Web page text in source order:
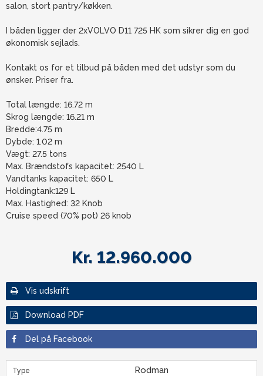
salon, stort pantry/køkken.
I båden ligger der 2xVOLVO D11 725 HK som sikrer dig en god
økonomisk sejlads.
Kontakt os for et tilbud på båden med det udstyr som du
ønsker. Priser fra.
Total længde: 16.72 m
Skrog længde: 16.21 m
Bredde:4.75 m
Dybde: 1.02 m
Vægt: 27.5 tons
Max. Brændstofs kapacitet: 2540 L
Vandtanks kapacitet: 650 L
Holdingtank:129 L
Max. Hastighed: 32 Knob
Cruise speed (70% pot) 26 knob
Kr. 12.960.000
Vis udskrift
Download PDF
Del på Facebook
Type Rodman